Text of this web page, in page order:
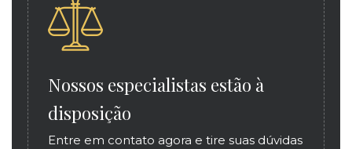
Nossos especialistas estão à
disposição
Entre em contato agora e tire suas dúvidas